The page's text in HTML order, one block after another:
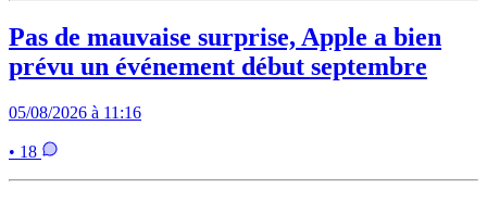
Pas de mauvaise surprise, Apple a bien
prévu un événement début septembre
05/08/2026 à 11:16
• 18